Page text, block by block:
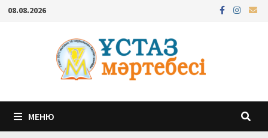
Перейти
содержимому
08.08.2026
МЕНЮ